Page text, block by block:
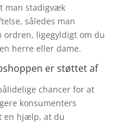
man stadigvæk
således man
ligegyldigt om du
herre eller dame.
er støttet af
chancer for at
konsumenters
en hjælp, at du